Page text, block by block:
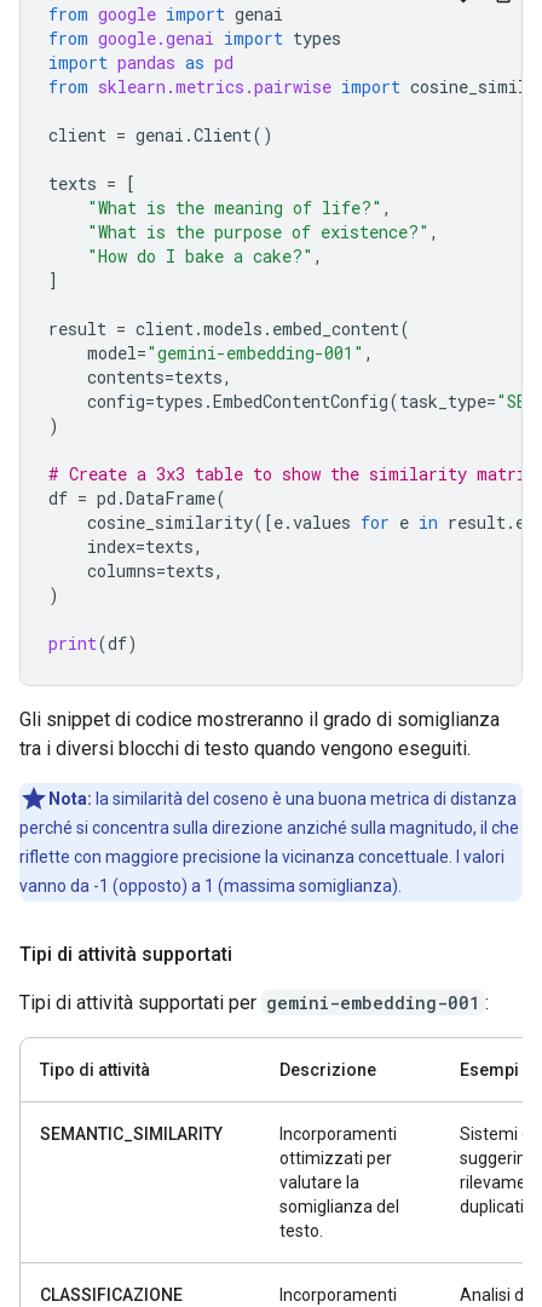
from google import genai
from google.genai import types
import pandas as pd
from sklearn.metrics.pairwise import
client = genai .Client()
texts = [
"What is the meaning of life?" ,
"What is the purpose of existence?" ,
"How do I bake a cake?" ,
]
result = client.models . embed_content(
model="gemini-embedding-001" ,
contents=texts,
config=types .EmbedContentConfig(task_type=
)
# Create a 3x3 table to show the similarity matrix
df = pd .DataFrame(
cosine_similarity([e.values for e in result.
index=texts,
columns=texts,
)
print(df)
Gli snippet di codice mostreranno il grado di somiglianza
tra i diversi blocchi di testo quando vengono eseguiti.
Nota: la similarità del coseno è una buona metrica di distanza
perché si concentra sulla direzione anziché sulla magnitudo, il che
riflette con maggiore precisione la vicinanza concettuale. I valori
vanno da -1 (opposto) a 1 (massima somiglianza).
Tipi di attività supportati
Tipi di attività supportati per gemini-embedding-001 :
Tipo di attività Descrizione Esempi
SEMANTIC_SIMILARITY
Incorporamenti
ottimizzati per
valutare la
somiglianza del
testo.
Sistemi di
duplicati
CLASSIFICAZIONE
Incorporamenti
Analisi del